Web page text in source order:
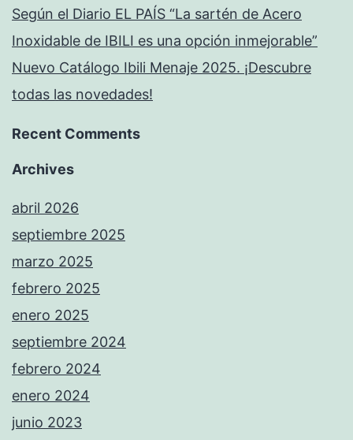
Según el Diario EL PAÍS “La sartén de Acero
Inoxidable de IBILI es una opción inmejorable”
Nuevo Catálogo Ibili Menaje 2025. ¡Descubre
todas las novedades!
Recent Comments
Archives
abril 2026
septiembre 2025
marzo 2025
febrero 2025
enero 2025
septiembre 2024
febrero 2024
enero 2024
junio 2023